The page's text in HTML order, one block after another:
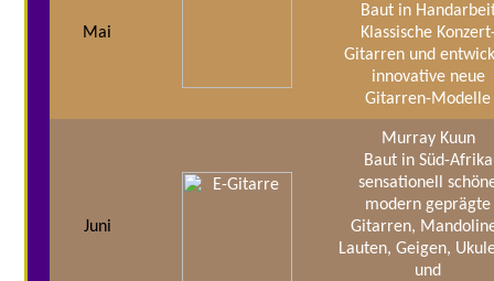
Mai
Baut in
Klassische
Gitarren und
innovative neue
Gitarren-Modelle
Juni
Murray Kuun
Baut in Süd-Afrika
sensationell
modern geprägte
Gitarren,
Lauten, Geigen,
und